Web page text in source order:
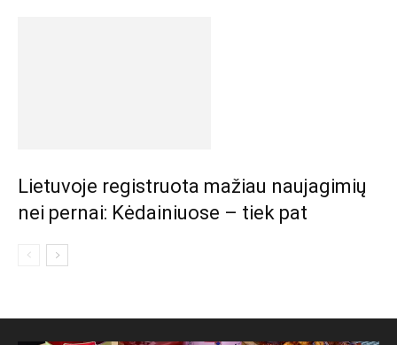
Lietuvoje registruota mažiau naujagimių
nei pernai: Kėdainiuose – tiek pat